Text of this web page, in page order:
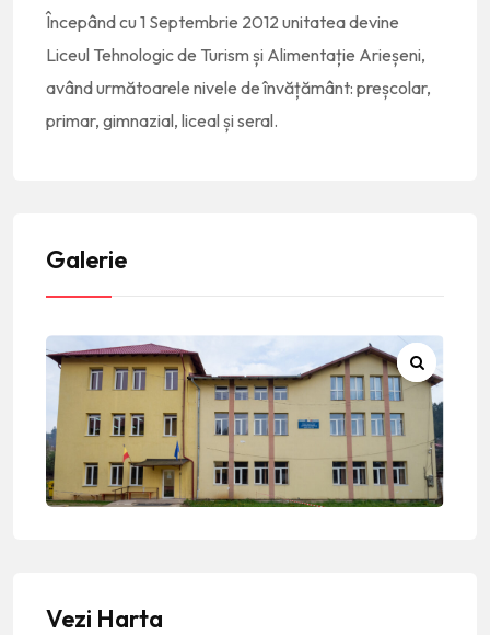
Începând cu 1 Septembrie 2012 unitatea devine
Liceul Tehnologic de Turism și Alimentație Arieșeni,
având următoarele nivele de învățământ: preșcolar,
primar, gimnazial, liceal și seral.
Galerie
Vezi Harta